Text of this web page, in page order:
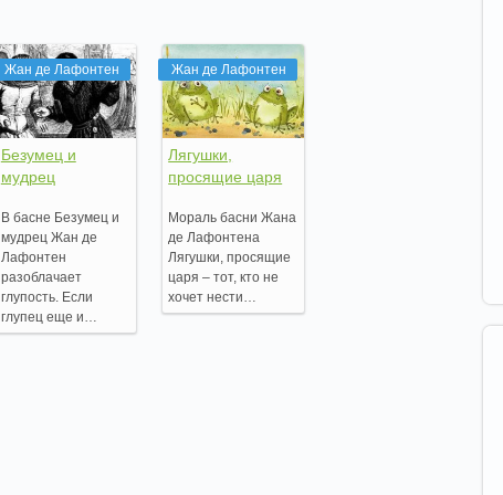
Жан де Лафонтен
Безумец и
мудрец
В басне Безумец и
мудрец Жан де
Лафонтен
разоблачает
глупость. Если
глупец еще и…
Жан де Лафонтен
Лягушки,
просящие царя
Мораль басни Жана
де Лафонтена
Лягушки, просящие
царя – тот, кто не
хочет нести…